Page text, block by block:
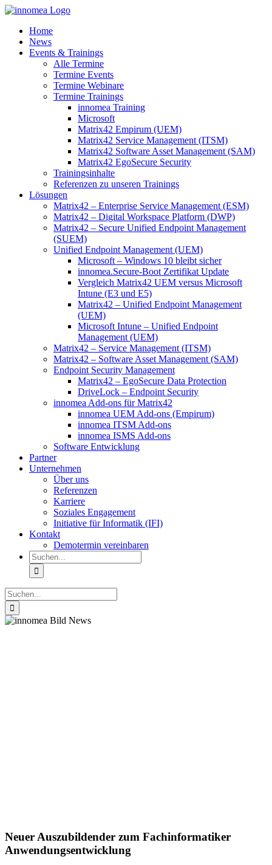
Zum
springenHome
News
Events & Trainings
Alle Termine
Termine Events
Termine Webinare
Termine Trainings
innomea Training
Microsoft
Matrix42 Empirum (UEM)
Matrix42 Service Management (ITSM)
Matrix42 Software Asset Management (SAM)
Matrix42 EgoSecure Security
Trainingsinhalte
Referenzen zu unseren Trainings
Lösungen
Matrix42 – Enterprise Service Management (ESM)
Matrix42 – Digital Workspace Platform (DWP)
Matrix42 – Secure Unified Endpoint Management
(SUEM)
Unified Endpoint Management (UEM)
Microsoft – Windows 10 bleibt sicher
innomea.Secure-Boot Zertifikat Update
Vergleich Matrix42 UEM versus Microsoft
Intune (E3 und E5)
Matrix42 – Unified Endpoint Management
(UEM)
Microsoft Intune – Unified Endpoint
Management (UEM)
Matrix42 – Service Management (ITSM)
Matrix42 – Software Asset Management (SAM)
Endpoint Security Management
Matrix42 – EgoSecure Data Protection
DriveLock – Endpoint Security
innomea Add-ons für Matrix42
innomea UEM Add-ons (Empirum)
innomea ITSM Add-ons
innomea ISMS Add-ons
Software Entwicklung
Partner
Unternehmen
Über uns
Referenzen
Karriere
Soziales Engagement
Initiative für Informatik (IFI)
Kontakt
Demotermin vereinbaren
Suche
nach:
Suche
nach:
Neuer Auszubildender zum Fachinformatiker
Anwendungsentwicklung